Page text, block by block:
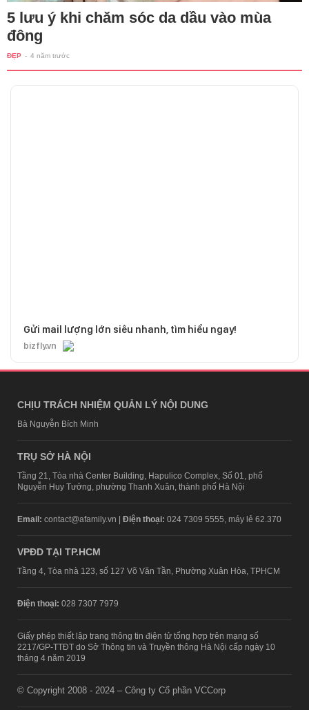
5 lưu ý khi chăm sóc da dầu vào mùa
đông
ĐẸP - 4 năm trước
Gửi mail lượng lớn siêu nhanh, tìm hiểu ngay!
bizfly.vn
CHỊU TRÁCH NHIỆM QUẢN LÝ NỘI DUNG
Bà Nguyễn Bích Minh
TRỤ SỞ HÀ NỘI
Tầng 21, Tòa nhà Center Building, Hapulico Complex, Số 01, phố
Nguyễn Huy Tưởng, phường Thanh Xuân, thành phố Hà Nội
Email: contact@afamily.vn | Điện thoại: 024 7309 5555, máy lẻ 62.370
VPĐD TẠI TP.HCM
Tầng 4, Tòa nhà 123, số 127 Võ Văn Tần, Phường Xuân Hòa, TPHCM
Điện thoại: 028 7307 7979
Giấy phép thiết lập trang thông tin điện tử tổng hợp trên mạng số
2217/GP-TTĐT do Sở Thông tin và Truyền thông Hà Nội cấp ngày 10
tháng 4 năm 2019
© Copyright 2008 - 2024 – Công ty Cổ phần VCCorp